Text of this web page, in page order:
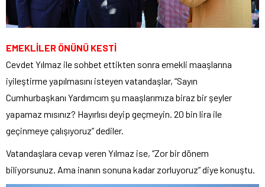
EMEKLİLER ÖNÜNÜ KESTİ
Cevdet Yılmaz ile sohbet ettikten sonra emekli maaşlarına
iyileştirme yapılmasını isteyen vatandaşlar, “Sayın
Cumhurbaşkanı Yardımcım şu maaşlarımıza biraz bir şeyler
yapamaz mısınız? Hayırlısı deyip geçmeyin. 20 bin lira ile
geçinmeye çalışıyoruz” dediler.
Vatandaşlara cevap veren Yılmaz ise, “Zor bir dönem
biliyorsunuz. Ama inanın sonuna kadar zorluyoruz” diye konuştu.